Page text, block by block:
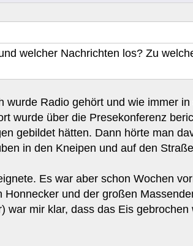
welcher Nachrichten los? Zu
Radio gehört und wie immer
wurde über die Presekonferenz
gebildet hätten. Dann hörte man
in den Kneipen und auf den
Es war aber schon Wochen
und der großen
mir klar, dass das Eis